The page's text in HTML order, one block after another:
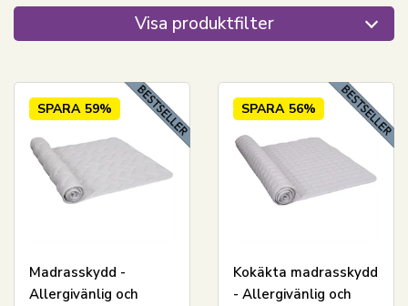
Visa produktfilter
SPARA 59%
Madrasskydd -
Allergivänlig och
SPARA 56%
Kokäkta madrasskydd
- Allergivänlig och